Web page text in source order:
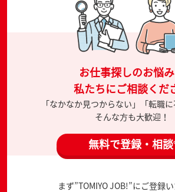
お仕事探しのお悩み
私たちにご相談くだ
「なかなか見つからない」「転職に
そんな方も大歓迎！
無料で登録・相談
まず”TOMIYO JOB!”にご登録い